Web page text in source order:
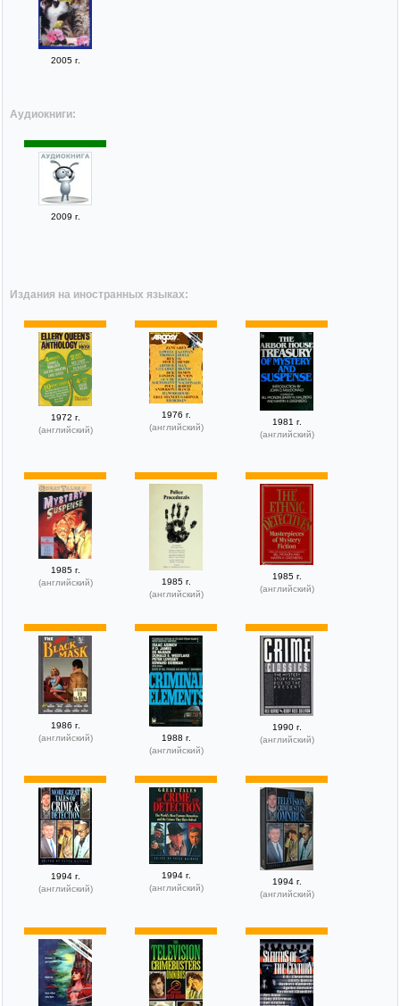
2005 г.
Аудиокниги:
2009 г.
Издания на иностранных языках:
1972 г.
(английский)
1976 г.
(английский)
1981 г.
(английский)
1985 г.
(английский)
1985 г.
(английский)
1985 г.
(английский)
1986 г.
(английский)
1988 г.
(английский)
1990 г.
(английский)
1994 г.
(английский)
1994 г.
(английский)
1994 г.
(английский)